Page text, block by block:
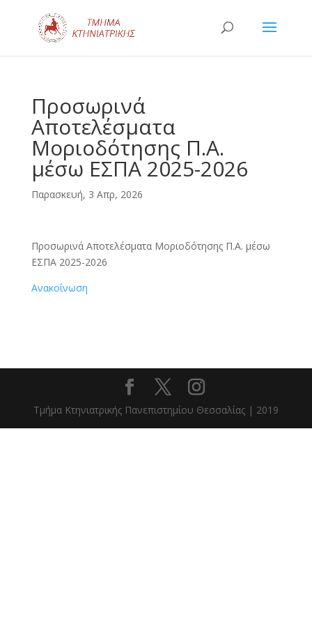
Προσωρινά
Αποτελέσματα
Μοριοδότησης Π.Α.
μέσω ΕΣΠΑ 2025-2026
Παρασκευή, 3 Απρ, 2026
Προσωρινά Αποτελέσματα Μοριοδότησης Π.Α. μέσω
ΕΣΠΑ 2025-2026
Ανακοίνωση
Τμήμα Κτηνιατρικής Πανεπιστημίου Θεσσαλίας | 2019